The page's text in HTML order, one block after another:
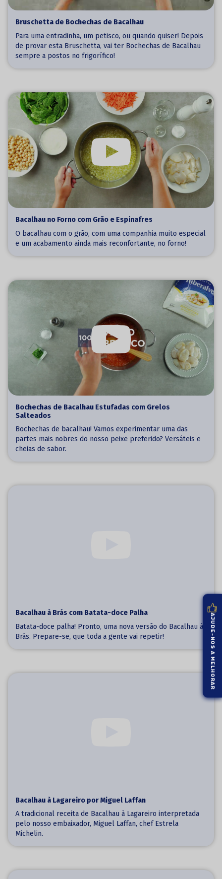
Bruschetta de Bochechas de Bacalhau
Para uma entradinha, um petisco, ou quando quiser! Depois
de provar esta Bruschetta, vai ter Bochechas de Bacalhau
sempre a postos no frigorífico!
Bacalhau no Forno com Grão e Espinafres
O bacalhau com o grão, com uma companhia muito especial
e um acabamento ainda mais reconfortante, no forno!
Bochechas de Bacalhau Estufadas com Grelos
Salteados
Bochechas de bacalhau! Vamos experimentar uma das
partes mais nobres do nosso peixe preferido? Versáteis e
cheias de sabor.
Bacalhau à Brás com Batata-doce Palha
Batata-doce palha! Pronto, uma nova versão do Bacalhau à
Brás. Prepare-se, que toda a gente vai repetir!
Bacalhau à Lagareiro por Miguel Laffan
A tradicional receita de Bacalhau à Lagareiro interpretada
pelo nosso embaixador, Miguel Laffan, chef Estrela
Michelin.
AJUDE-NOS A MELHORAR